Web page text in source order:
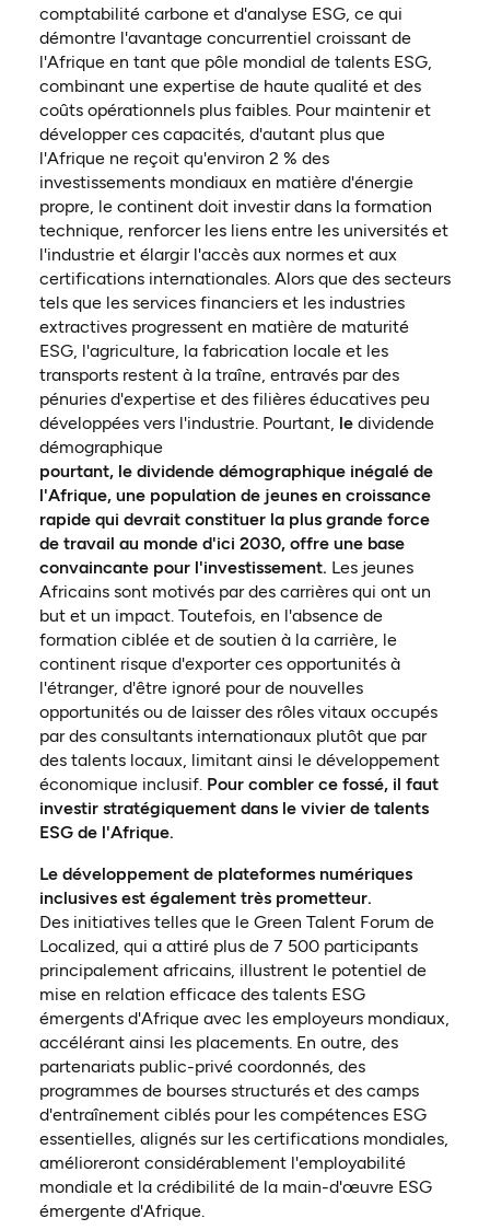
comptabilité carbone et d'analyse ESG, ce qui
démontre l'avantage concurrentiel croissant de
l'Afrique en tant que pôle mondial de talents ESG,
combinant une expertise de haute qualité et des
coûts opérationnels plus faibles. Pour maintenir et
développer ces capacités, d'autant plus que
l'Afrique ne reçoit qu'environ 2 % des
investissements mondiaux en matière d'énergie
propre, le continent doit investir dans la formation
technique, renforcer les liens entre les universités et
l'industrie et élargir l'accès aux normes et aux
certifications internationales. Alors que des secteurs
tels que les services financiers et les industries
extractives progressent en matière de maturité
ESG, l'agriculture, la fabrication locale et les
transports restent à la traîne, entravés par des
pénuries d'expertise et des filières éducatives peu
développées vers l'industrie. Pourtant, le dividende
démographique
pourtant, le dividende démographique inégalé de
l'Afrique, une population de jeunes en croissance
rapide qui devrait constituer la plus grande force
de travail au monde d'ici 2030, offre une base
convaincante pour l'investissement. Les jeunes
Africains sont motivés par des carrières qui ont un
but et un impact. Toutefois, en l'absence de
formation ciblée et de soutien à la carrière, le
continent risque d'exporter ces opportunités à
l'étranger, d'être ignoré pour de nouvelles
opportunités ou de laisser des rôles vitaux occupés
par des consultants internationaux plutôt que par
des talents locaux, limitant ainsi le développement
économique inclusif. Pour combler ce fossé, il faut
investir stratégiquement dans le vivier de talents
ESG de l'Afrique.
Le développement de plateformes numériques
inclusives est également très prometteur.
Des initiatives telles que le Green Talent Forum de
Localized, qui a attiré plus de 7 500 participants
principalement africains, illustrent le potentiel de
mise en relation efficace des talents ESG
émergents d'Afrique avec les employeurs mondiaux,
accélérant ainsi les placements. En outre, des
partenariats public-privé coordonnés, des
programmes de bourses structurés et des camps
d'entraînement ciblés pour les compétences ESG
essentielles, alignés sur les certifications mondiales,
amélioreront considérablement l'employabilité
mondiale et la crédibilité de la main-d'œuvre ESG
émergente d'Afrique.